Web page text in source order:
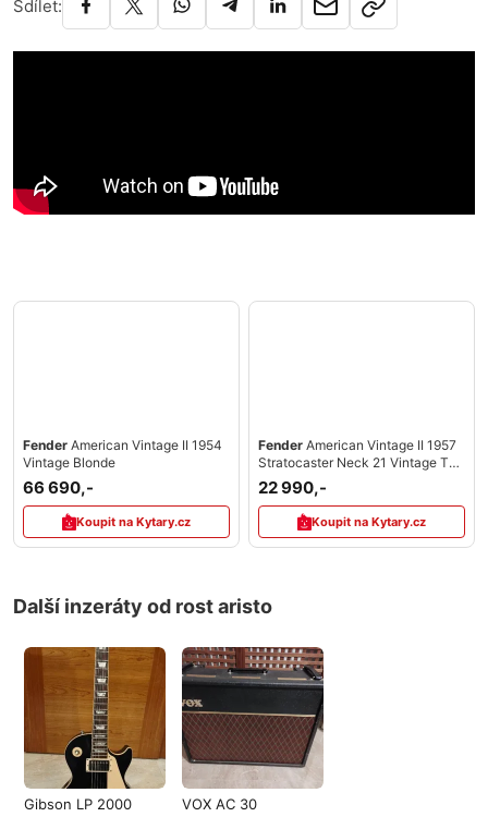
Sdílet:
Fender American Vintage II 1954
Vintage Blonde
66 690,-
Koupit na Kytary.cz
Fender American Vintage II 1957
Stratocaster Neck 21 Vintage Tall
Fret
22 990,-
Koupit na Kytary.cz
Další inzeráty od rost aristo
Gibson LP 2000
VOX AC 30